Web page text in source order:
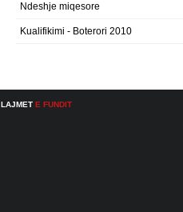
Ndeshje miqesore
Kualifikimi - Boterori 2010
LAJMET E FUNDIT